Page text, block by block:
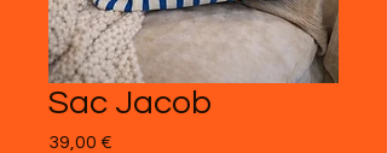
Sac Jacob
39,00 €